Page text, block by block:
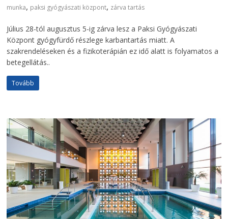
munka, paksi gyógyászati központ, zárva tartás
Július 28-tól augusztus 5-ig zárva lesz a Paksi Gyógyászati
Központ gyógyfürdő részlege karbantartás miatt. A
szakrendeléseken és a fizikoterápián ez idő alatt is folyamatos a
betegellátás..
Tovább